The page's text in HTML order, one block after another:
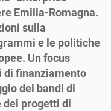
Emilia-Romagna.
sulla
e le politiche
Un focus
di finanziamento
dei bandi di
dei progetti di